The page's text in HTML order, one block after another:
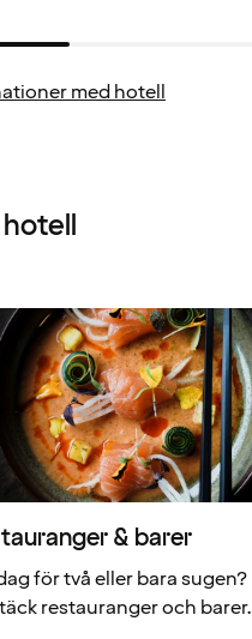
med hotell
& barer
för två eller bara sugen?
restauranger och barer.